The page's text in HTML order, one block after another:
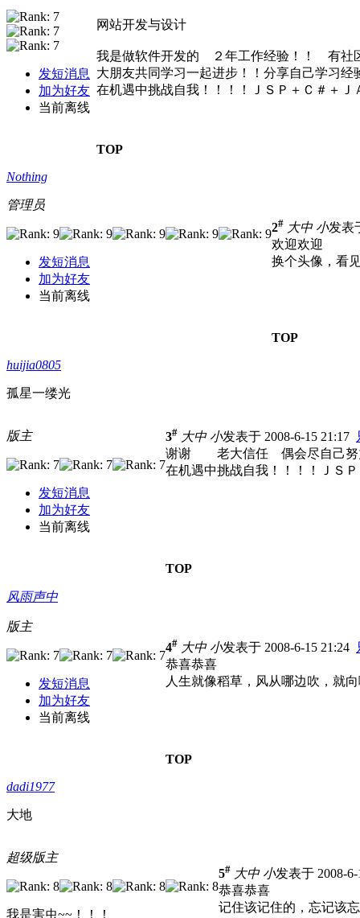
发短消息
加为好友
当前离线
网站开发与设计
我是做软件开发的 ２年工作经验！！ 有
大朋友共同学习一起进步！！分享自己学
在机遇中挑战自我！！！！ＪＳＰ＋Ｃ＃＋Ｊ
TOP
Nothing
管理员
发短消息
加为好友
当前离线
2# 大中 小发表
欢迎欢迎
换个头像，看
TOP
huijia0805
孤星一缕光
版主
发短消息
加为好友
当前离线
3# 大中 小发表于 2008-6-15 21:17
谢谢 老大信任 偶会尽自己努
在机遇中挑战自我！！！！ＪＳ
TOP
风雨声中
版主
发短消息
加为好友
当前离线
4# 大中 小发表于 2008-6-15 21:24
恭喜恭喜
人生就像稻草，风从哪边吹，就
TOP
dadi1977
大地
超级版主
我是害虫~~！！！
5# 大中 小发表于 2008-
恭喜恭喜
记住该记住的，忘记该